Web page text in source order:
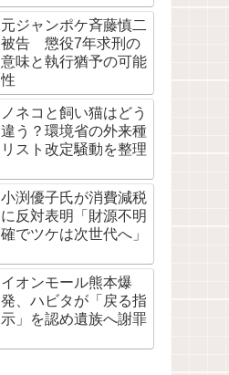
失言
元ジャンポケ斉藤慎二
被告 懲役7年求刑の
意味と執行猶予の可能
性
ノネコと飼い猫はどう
違う？環境省の外来種
リスト改定騒動を整理
小渕優子氏が消費減税
に反対表明「財源不明
確でツケは次世代へ」
イオンモール熊本爆
発、ハビタが「戻る指
示」を認め遺族へ謝罪